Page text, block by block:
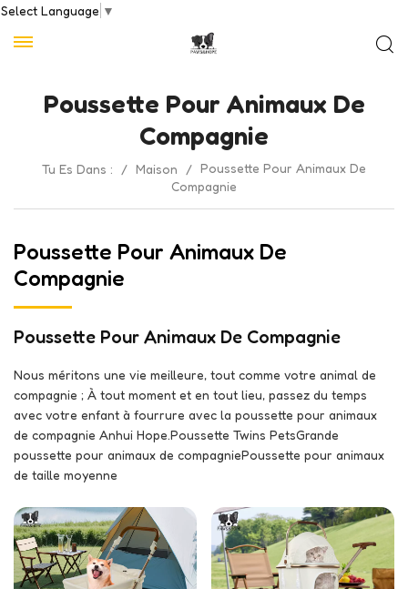
Select Language ▼
Poussette Pour Animaux De
Compagnie
Tu Es Dans : / Maison / Poussette Pour Animaux De
Compagnie
Poussette Pour Animaux De
Compagnie
Poussette Pour Animaux De Compagnie
Nous méritons une vie meilleure, tout comme votre animal de
compagnie ; À tout moment et en tout lieu, passez du temps
avec votre enfant à fourrure avec la poussette pour animaux
de compagnie Anhui Hope.Poussette Twins PetsGrande
poussette pour animaux de compagniePoussette pour animaux
de taille moyenne